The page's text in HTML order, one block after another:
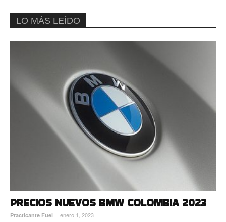
LO MÁS LEÍDO
PRECIOS NUEVOS BMW COLOMBIA 2023
Practicante Fuel - enero 1, 2023